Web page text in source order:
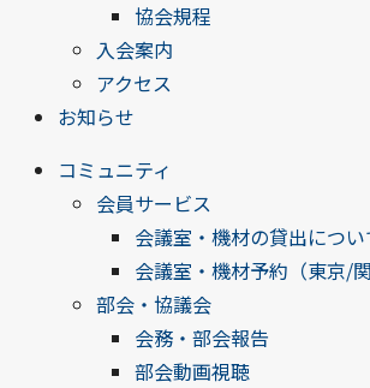
協会規程
入会案内
アクセス
お知らせ
コミュニティ
会員サービス
会議室・機材の貸出につい
会議室・機材予約（東京/関
部会・協議会
会務・部会報告
部会動画視聴